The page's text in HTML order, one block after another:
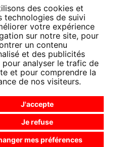
des cookies et
technologies de suivi
votre expérience
sur notre site, pour
un contenu
et des publicités
pour analyser le trafic de
et pour comprendre la
de nos visiteurs.
J'accepte
Je refuse
mes préférences
En images
et de l’innovation